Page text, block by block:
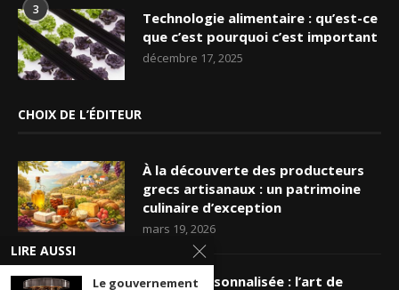
3
Technologie alimentaire : qu’est-ce
que c’est pourquoi c’est important
décembre 17, 2025
CHOIX DE L’ÉDITEUR
À la découverte des producteurs
grecs artisanaux : un patrimoine
culinaire d’exception
mars 19, 2026
Nappe personnalisée : l’art de
LIRE AUSSI
Le gouvernement